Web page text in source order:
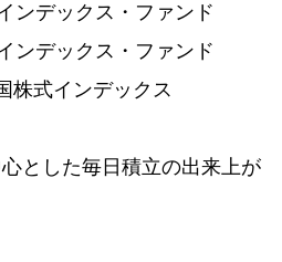
ンデックス・ファンド
ンデックス・ファンド
株式インデックス
とした毎日積立の出来上が